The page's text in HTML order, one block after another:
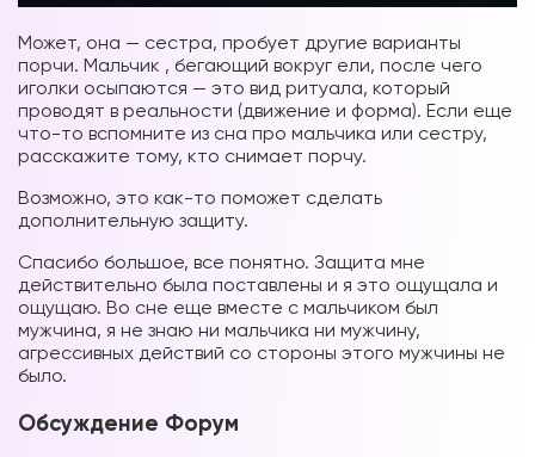
Может, она — сестра, пробует другие варианты
порчи. Мальчик , бегающий вокруг ели, после чего
иголки осыпаются — это вид ритуала, который
проводят в реальности (движение и форма). Если еще
что-то вспомните из сна про мальчика или сестру,
расскажите тому, кто снимает порчу.
Возможно, это как-то поможет сделать
дополнительную защиту.
Спасибо большое, все понятно. Защита мне
действительно была поставлены и я это ощущала и
ощущаю. Во сне еще вместе с мальчиком был
мужчина, я не знаю ни мальчика ни мужчину,
агрессивных действий со стороны этого мужчины не
было.
Обсуждение Форум